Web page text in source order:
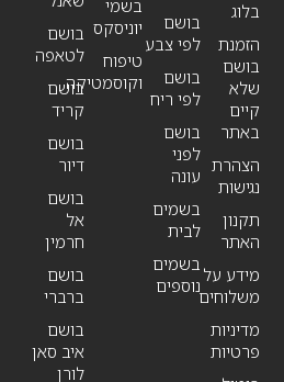
בלוג
הזמנת
בושם
שלא
קיים
באתר
הצהרת
נגישות
תקנון
האתר
מידע על
משלוחים
מדיניות
פרטיות
בשמי
יוניסקס
טיפוח
וקוסמטיקה
בושם
לפי צבע
בושם
לפי ריח
בושם
לפני
עונה
בשמים
לבית
בשמים
נוספים
בושם
לטאפה
בושם
קריד
בושם
דיור
בושם
אל
חרמין
בושם
ברברי
בושם
איב סאן
לורן